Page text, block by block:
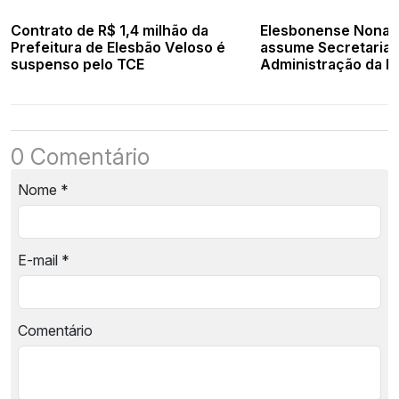
Contrato de R$ 1,4 milhão da
Prefeitura de Elesbão Veloso é
suspenso pelo TCE
Elesbonense
assume Secretaria
Administração da
0 Comentário
Nome *
E-mail *
Comentário